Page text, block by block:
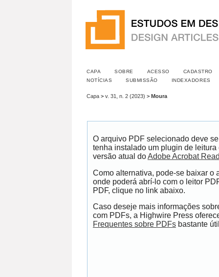
CAPA SOBRE ACESSO
CADASTRO
NOTÍCIAS
SUBMISSÃO INDEXADORES
Capa > v. 31, n. 2 (2023) > Moura
O arquivo PDF selecionado deve
tenha instalado um plugin de
versão atual doAdobe Acrobat
Como alternativa, pode-se baixar o
onde poderá abrí-lo com o leitor
PDF, clique no link abaixo.
Caso deseje mais informações
com PDFs, a Highwire Press
Frequentes sobre PDFs bastante